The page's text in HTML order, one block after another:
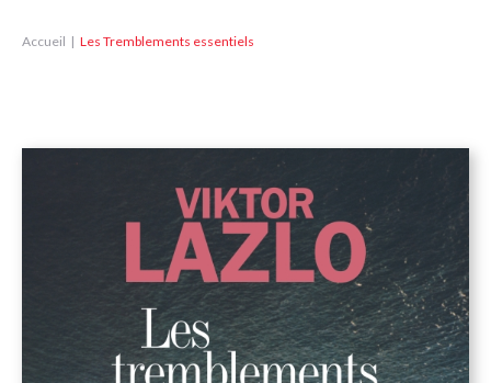
Accueil Les Tremblements essentiels